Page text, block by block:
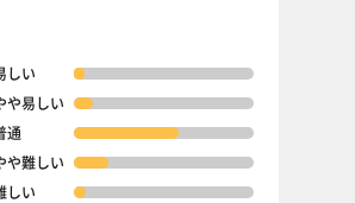
しい
や易しい
通
や難しい
しい